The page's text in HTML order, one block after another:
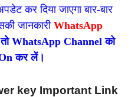
कर दिया जाएगा बार-बार
जानकारी WhatsApp
तो WhatsApp Channel को
कर लें।
key Important Link